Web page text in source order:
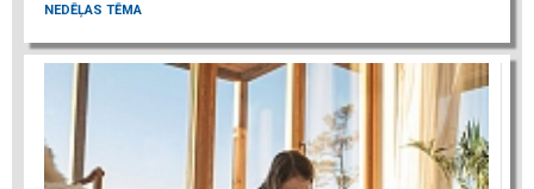
NEDĒĻAS TĒMA